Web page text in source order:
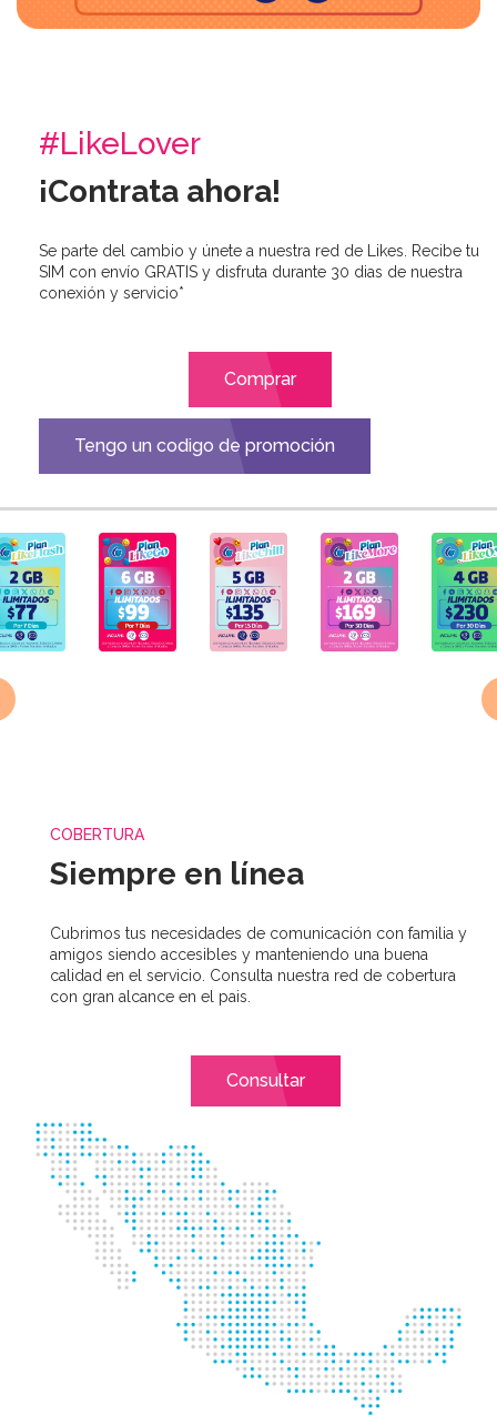
#LikeLover
¡Contrata ahora!
Se parte del cambio y únete a nuestra red de Likes. Recibe tu
SIM con envío GRATIS y disfruta durante 30 dias de nuestra
conexión y servicio*
Comprar
Tengo un codigo de promoción
COBERTURA
Siempre en línea
Cubrimos tus necesidades de comunicación con familia y
amigos siendo accesibles y manteniendo una buena
calidad en el servicio. Consulta nuestra red de cobertura
con gran alcance en el pais.
Consultar